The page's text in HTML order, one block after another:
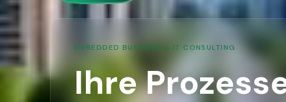
EMBEDDED BUSINESS & IT CONSULTING
Ihre